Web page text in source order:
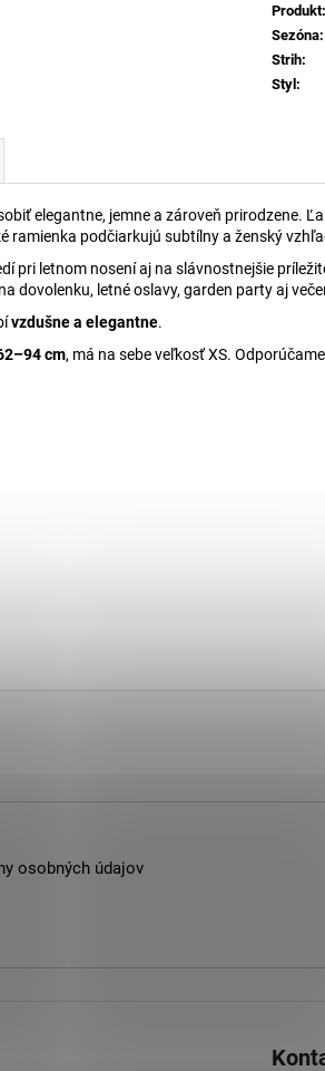
Produkt:
Sezóna:
Strih:
Styl:
elegantne, jemne a zároveň
ramienka podčiarkujú subtílny a ženský
pri letnom nosení aj na slávnostnejšie
dovolenku, letné oslavy, garden party aj
vzdušne a elegantne.
cm, má na sebe veľkosť XS.
osobných údajov